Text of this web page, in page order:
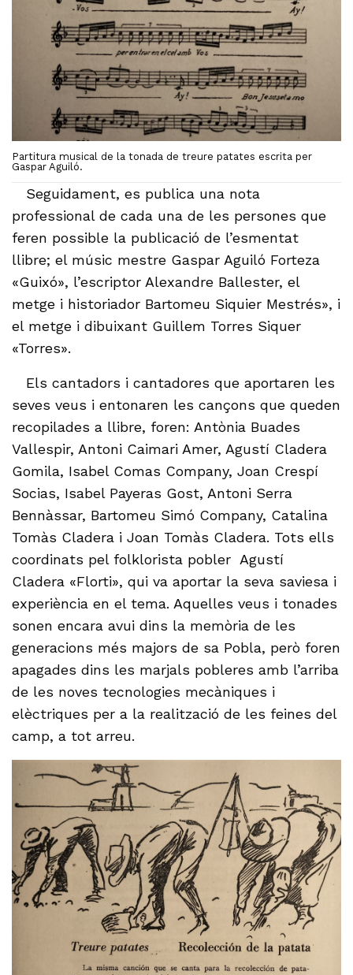
Partitura musical de la tonada de treure patates escrita per
Gaspar Aguiló.
Seguidament, es publica una nota
professional de cada una de les persones que
feren possible la publicació de l’esmentat
llibre; el músic mestre Gaspar Aguiló Forteza
«Guixó», l’escriptor Alexandre Ballester, el
metge i historiador Bartomeu Siquier Mestrés», i
el metge i dibuixant Guillem Torres Siquer
«Torres».
Els cantadors i cantadores que aportaren les
seves veus i entonaren les cançons que queden
recopilades a llibre, foren: Antònia Buades
Vallespir, Antoni Caimari Amer, Agustí Cladera
Gomila, Isabel Comas Company, Joan Crespí
Socias, Isabel Payeras Gost, Antoni Serra
Bennàssar, Bartomeu Simó Company, Catalina
Tomàs Cladera i Joan Tomàs Cladera. Tots ells
coordinats pel folklorista pobler Agustí
Cladera «Florti», qui va aportar la seva saviesa i
experiència en el tema. Aquelles veus i tonades
sonen encara avui dins la memòria de les
generacions més majors de sa Pobla, però foren
apagades dins les marjals pobleres amb l’arriba
de les noves tecnologies mecàniques i
elèctriques per a la realització de les feines del
camp, a tot arreu.